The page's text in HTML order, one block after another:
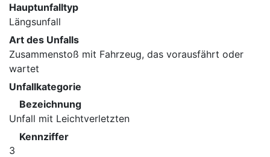
Hauptunfalltyp
Längsunfall
Art des Unfalls
Zusammenstoß mit Fahrzeug, das vorausfährt oder
wartet
Unfallkategorie
Bezeichnung
Unfall mit Leichtverletzten
Kennziffer
3